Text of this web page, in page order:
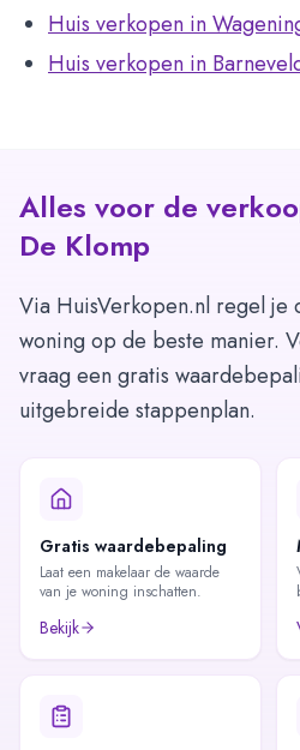
Huis verkopen in
Huis verkopen in
Alles voor de
De Klomp
Via HuisVerkopen.nl regel je
woning op de beste manier.
vraag een gratis
uitgebreide stappenplan.
Gratis waardebepaling
Laat een makelaar de waarde
van je woning inschatten.
Bekijk